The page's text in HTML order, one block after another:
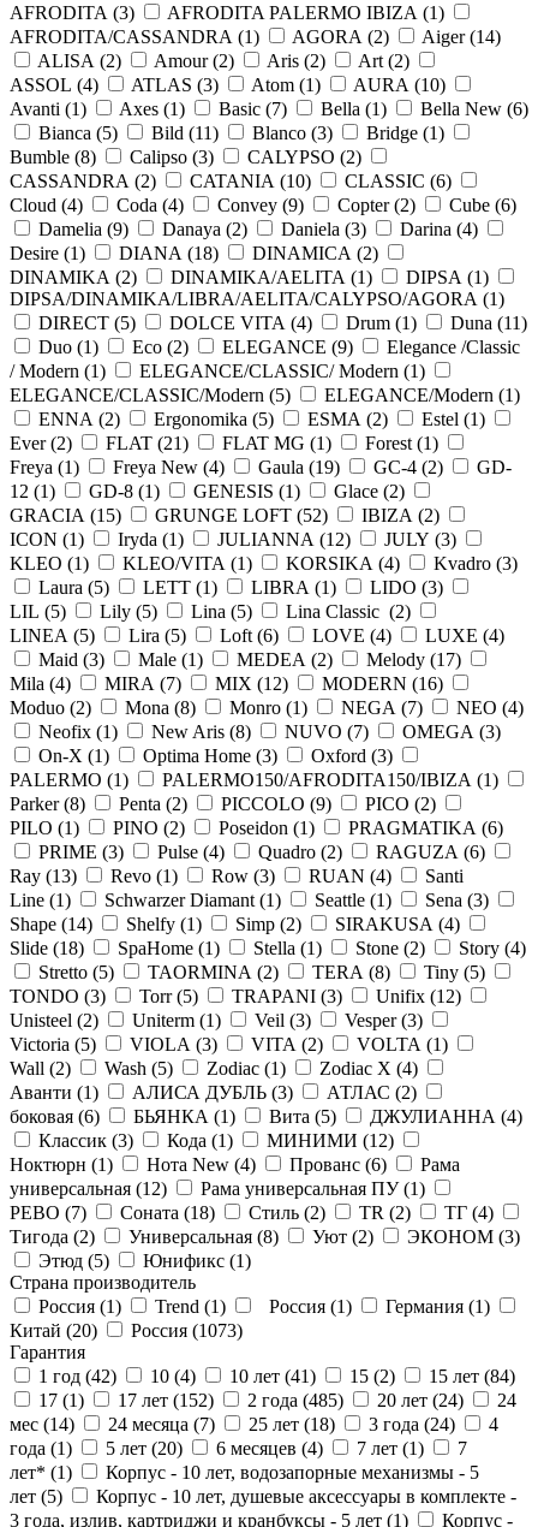
AFRODITA (3) AFRODITA PALERMO IBIZA (1)
AFRODITA/CASSANDRA (1) AGORA (2) Aiger (14)
ALISA (2) Amour (2) Aris (2) Art (2)
ASSOL (4) ATLAS (3) Atom (1) AURA (10)
Avanti (1) Axes (1) Basic (7) Bella (1) Bella New (6)
Bianca (5) Bild (11) Blanco (3) Bridge (1)
Bumble (8) Calipso (3) CALYPSO (2)
CASSANDRA (2) CATANIA (10) CLASSIC (6)
Cloud (4) Coda (4) Convey (9) Copter (2) Cube (6)
Damelia (9) Danaya (2) Daniela (3) Darina (4)
Desire (1) DIANA (18) DINAMICA (2)
DINAMIKA (2) DINAMIKA/AELITA (1) DIPSA (1)
DIPSA/DINAMIKA/LIBRA/AELITA/CALYPSO/AGORA (1)
DIRECT (5) DOLCE VITA (4) Drum (1) Duna (11)
Duo (1) Eco (2) ELEGANCE (9)
Elegance /Classic
/ Modern (1) ELEGANCE/CLASSIC/ Modern (1)
ELEGANCE/CLASSIC/Modern (5) ELEGANCE/Modern (1)
ENNA (2) Ergonomika (5) ESMA (2) Estel (1)
Ever (2) FLAT (21) FLAT MG (1) Forest (1)
Freya (1) Freya New (4) Gaula (19) GC-4 (2)
GD-
12 (1) GD-8 (1) GENESIS (1) Glace (2)
GRACIA (15) GRUNGE LOFT (52) IBIZA (2)
ICON (1) Iryda (1) JULIANNA (12) JULY (3)
KLEO (1) KLEO/VITA (1) KORSIKA (4) Kvadro (3)
Laura (5) LETT (1) LIBRA (1) LIDO (3)
LIL (5) Lily (5) Lina (5) Lina Classic (2)
LINEA (5) Lira (5) Loft (6) LOVE (4) LUXE (4)
Maid (3) Male (1) MEDEA (2) Melody (17)
Mila (4) MIRA (7) MIX (12) MODERN (16)
Moduo (2) Mona (8) Monro (1) NEGA (7) NEO (4)
Neofix (1) New Aris (8) NUVO (7) OMEGA (3)
On-X (1) Optima Home (3) Oxford (3)
PALERMO (1) PALERMO150/AFRODITA150/IBIZA (1)
Parker (8) Penta (2) PICCOLO (9) PICO (2)
PILO (1) PINO (2) Poseidon (1) PRAGMATIKA (6)
PRIME (3) Pulse (4) Quadro (2) RAGUZA (6)
Ray (13) Revo (1) Row (3) RUAN (4)
Santi
Line (1) Schwarzer Diamant (1) Seattle (1) Sena (3)
Shape (14) Shelfy (1) Simp (2) SIRAKUSA (4)
Slide (18) SpaHome (1) Stella (1) Stone (2) Story (4)
Stretto (5) TAORMINA (2) TERA (8) Tiny (5)
TONDO (3) Torr (5) TRAPANI (3) Unifix (12)
Unisteel (2) Uniterm (1) Veil (3) Vesper (3)
Victoria (5) VIOLA (3) VITA (2) VOLTA (1)
Wall (2) Wash (5) Zodiac (1) Zodiac X (4)
Аванти (1) АЛИСА ДУБЛЬ (3) АТЛАС (2)
боковая (6) БЬЯНКА (1) Вита (5) ДЖУЛИАННА (4)
Классик (3) Кода (1) МИНИМИ (12)
Ноктюрн (1) Нота New (4) Прованс (6)
Рама
универсальная (12) Рама универсальная ПУ (1)
РЕВО (7) Соната (18) Стиль (2) ТR (2) ТГ (4)
Тигода (2) Универсальная (8) Уют (2) ЭКОНОМ (3)
Этюд (5) Юнификс (1)
Страна производитель
Россия (1) Trend (1) Россия (1) Германия (1)
Китай (20) Россия (1073)
Гарантия
1 год (42) 10 (4) 10 лет (41) 15 (2) 15 лет (84)
17 (1) 17 лет (152) 2 года (485) 20 лет (24)
24
мес (14) 24 месяца (7) 25 лет (18) 3 года (24)
4
года (1) 5 лет (20) 6 месяцев (4) 7 лет (1)
7
лет* (1)
Корпус - 10 лет, водозапорные механизмы - 5
лет (5)
Корпус - 10 лет, душевые аксессуары в комплекте -
3 года, излив, картриджи и кранбуксы - 5 лет (1) Корпус -